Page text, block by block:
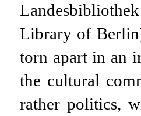
Library of
torn apart in an
the cultural
rather politics,